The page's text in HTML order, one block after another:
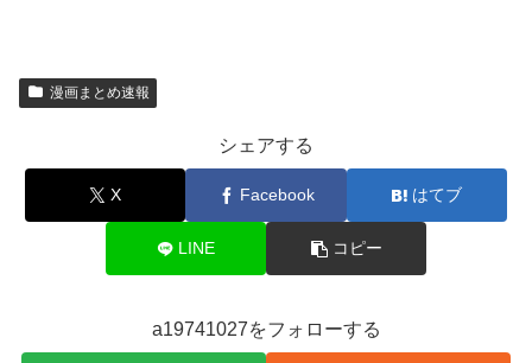
漫画まとめ速報
シェアする
X Facebook はてブ
LINE コピー
a19741027をフォローする